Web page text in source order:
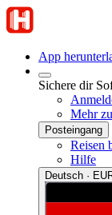
App
Sichere dir
Mehr
Posteingang
Reisen
Hilfe
Deutsch ·